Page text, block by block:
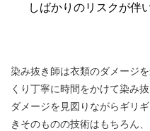
しばかりのリスクが伴
染み抜き師は衣類のダメージ
くり丁寧に時間をかけて染み
ダメージを見図りながらギリ
きそのものの技術はもちろん